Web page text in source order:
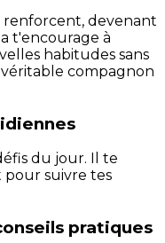
renforcent, devenant
t'encourage à
habitudes sans
compagnon
du jour. Il te
pour suivre tes
pratiques